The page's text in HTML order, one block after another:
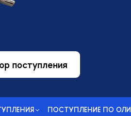
поступления
ПОСТУПЛЕНИЕ ПО